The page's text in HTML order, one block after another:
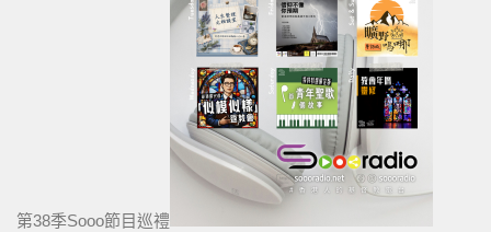
第38季Sooo節目巡禮